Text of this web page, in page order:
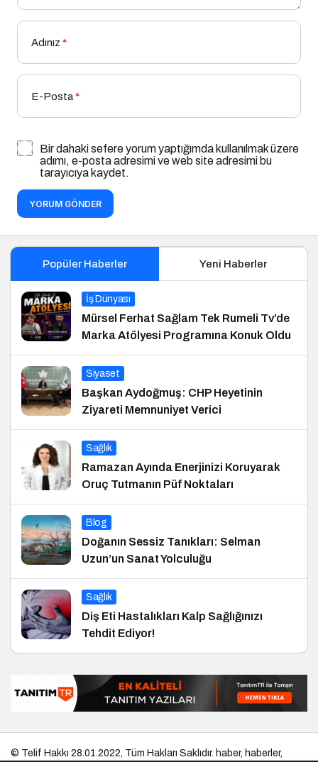
Adınız *
E-Posta*
Bir dahaki sefere yorum yaptığımda kullanılmak üzere
adımı, e-posta adresimi ve web site adresimi bu
tarayıcıya kaydet.
YORUM GÖNDER
Popüler Haberler Yeni Haberler
İş Dünyası
Mürsel Ferhat Sağlam Tek Rumeli Tv’de
Marka Atölyesi Programına Konuk Oldu
Siyaset
Başkan Aydoğmuş: CHP Heyetinin
Ziyareti Memnuniyet Verici
Sağlık
Ramazan Ayında Enerjinizi Koruyarak
Oruç Tutmanın Püf Noktaları
Blog
Doğanın Sessiz Tanıkları: Selman
Uzun’un Sanat Yolculuğu
Sağlık
Diş Eti Hastalıkları Kalp Sağlığınızı
Tehdit Ediyor!
© Telif Hakkı 28.01.2022, Tüm Hakları Saklıdır. haber, haberler,